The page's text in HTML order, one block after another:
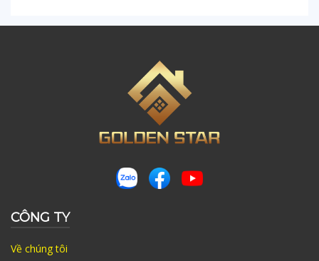
CÔNG TY
Về chúng tôi